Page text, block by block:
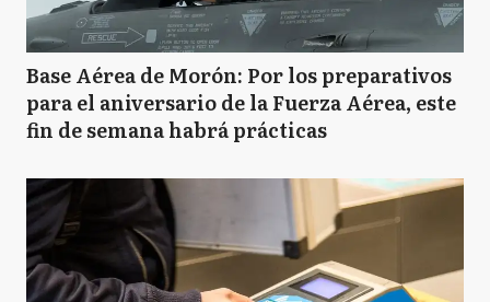
Base Aérea de Morón: Por los preparativos
para el aniversario de la Fuerza Aérea, este
fin de semana habrá prácticas